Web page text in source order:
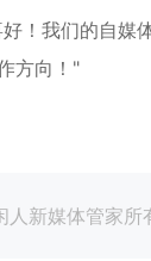
！我们的自媒
方向！"
人新媒体管家